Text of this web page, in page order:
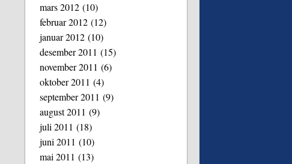
mars 2012 (10)
februar 2012 (12)
januar 2012 (10)
desember 2011 (15)
november 2011 (6)
oktober 2011 (4)
september 2011 (9)
august 2011 (9)
juli 2011 (18)
juni 2011 (10)
mai 2011 (13)